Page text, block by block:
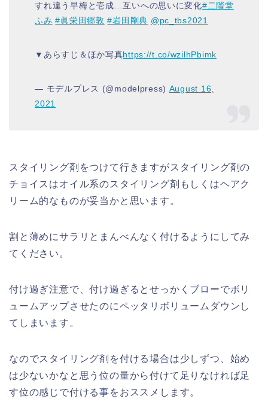
すれ違う早梅と壱成…互いへの思いに変化#二階堂
ふみ #眞栄田郷敦 #岩田剛典 @pc_tbs2021
▼あらすじ＆ほか写真https://t.co/wzilhPbimk
— モデルプレス (@modelpress) August 16,
2021
スタイリング剤をつけて行きますがスタイリング剤の
チョイスはオイル系のスタイリング剤もしくはヘアク
リーム的なものが妥当かと思います。
割と薄めにサラリとまんべんなく付けるようにしてみ
てください。
付け過ぎ注意で、付け過ぎるとせっかくブローでボリ
ュームアップさせたのにペッタリボリュームダウンし
てしまいます。
なのでスタイリング剤を付ける場合は少しずつ、始め
は少ないかなと思う位の量から付けて足りなければ足
す位の感じで付ける事をおススメします。